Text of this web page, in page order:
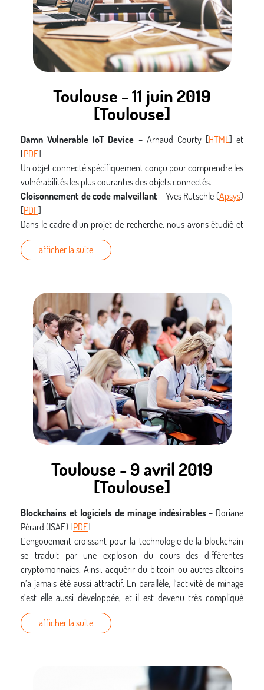
Toulouse - 11 juin 2019
[Toulouse]
Damn Vulnerable IoT Device – Arnaud Courty [HTML] et
[PDF]
Un objet connecté spécifiquement conçu pour comprendre les
vulnérabilités les plus courantes des objets connectés.
Cloisonnement de code malveillant– Yves Rutschle (Apsys)
[PDF]
Dans le cadre d’un projet de recherche, nous avons étudié et
mis en place une méthode de cloisonnement (« sandboxing »)
de code potentiellement malveillant dans le même espace
fonctionnement de cette méthode, ses cas d’usage et ses
limites.
afficher la suite
Toulouse - 9 avril 2019
[Toulouse]
Blockchains et logiciels de minage indésirables– Doriane
Pérard (ISAE) [PDF]
L’engouement croissant pour la technologie de la blockchain
se traduit par une explosion du cours des différentes
cryptomonnaies. Ainsi, acquérir du bitcoin ou autres altcoins
n’a jamais été aussi attractif. En parallèle, l’activité de minage
s’est elle aussi développée, et il est devenu très compliqué
d’avoir suffisamment de ressources pour le faire de façon
rentable. C’est pourquoi des personnes peu scrupuleuses ont
générer de la cryptomonnaie pour leurs concepteurs.
Un escape game autour de la sécurité informatique
afficher la suite